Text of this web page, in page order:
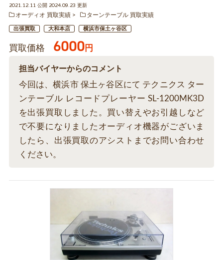
2021.12.11 公開 2024.09.23 更新
オーディオ 買取実績
ターンテーブル 買取実績
出張買取 大和本店 横浜市保土ヶ谷区
買取価格 6000円
担当バイヤーからのコメント
今回は、横浜市 保土ヶ谷区にて テクニクス ター
ンテーブル レコードプレーヤー SL-1200MK3D
を出張買取しました。買い替えやお引越しなど
で不要になりましたオーディオ機器がございま
したら、出張買取のアシストまでお問い合わせ
ください。